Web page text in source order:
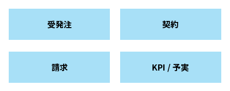
受発注 契約
請求 KPI / 予実